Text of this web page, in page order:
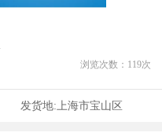
浏览次数： 119次
发货地: 上海市宝山区